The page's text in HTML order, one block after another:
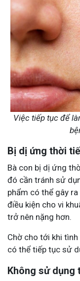
Việc tiếp tục để
Bị dị ứng thời
Bà con bị dị ứng
đó cần tránh sử
phẩm có thể gây
điều kiện cho vi
trở nên nặng hơn.
Chờ cho tới khi
có thể tiếp tục sử
Không sử dụng